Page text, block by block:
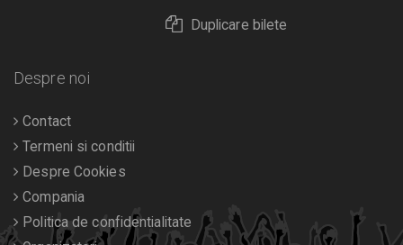
Duplicare bilete
Despre noi
Contact
Termeni si conditii
Despre Cookies
Compania
Politica de confidentialitate